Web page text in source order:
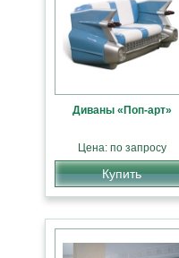
Диваны «Поп-арт»
Цена: по запросу
Купить